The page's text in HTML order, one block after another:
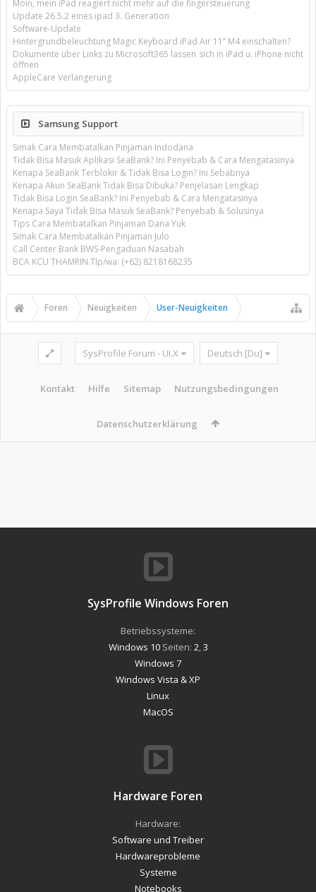
Moin, mein iPad reagiert nicht mehr auf die fingersteuerung
Update 26.5.2 eines ipad 3. Generation
Software-Update
Hintergrundbeleuchtung Magic Keyboard iPad Air 11’’ M4 einschalten?
Dokumente über Links zu Microsoft365 lassen sich in iPad u. iPhone nicht
öffnen
AppleCare Verlängerung
Samsung Support
Simak Cara Membatalkan Pinjaman Indodana
Tidak Bisa Masuk Aplikasi SeaBank? Ini Penyebab & Cara Mengatasinya
Kenapa SeaBank Terblokir & Tidak Bisa Login? Ini Sebabnya
Kenapa Akun SeaBank Tidak Bisa Dibuka? Penjelasan Lengkap
Tidak Bisa Login SeaBank? Ini Penyebab & Cara Mengatasinya
Kenapa Saya Tidak Bisa Masuk SeaBank? Penyebab & Solusinya
Tips Cara Membatalkan Pinjaman Dana Yuk
Simak Cara Membatalkan Pinjaman Julo
Call Center Bank BWS-Pengaduan Nasabah
BCA KCU THAMRIN.Tlp/wa: (+62) 8218168235
Foren Neuigkeiten User-Neuigkeiten
SysProfile Forum - UI.X Deutsch [Du]
Kontakt Hilfe Sitemap Nutzungsbedingungen
Datenschutzerklärung
SysProfile Windows Foren
Betriebssysteme:
Windows 10Seiten: 2 3
Windows 7
Windows Vista & XP
Linux
MacOS
Hardware Foren
Hardware:
Software und Treiber
Hardwareprobleme
Systeme
Notebooks